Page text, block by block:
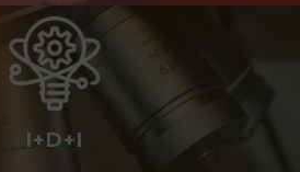
I+D+I